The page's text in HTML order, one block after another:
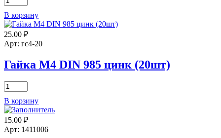
товара
Гайка
М12
с
фланцем
6923
цинк
В корзину
25.00 ₽
Арт: гс4-20
Гайка М4 DIN 985 цинк (20шт)
Количество
товара
Гайка
М4
DIN
985
В корзину
15.00 ₽
Арт: 1411006